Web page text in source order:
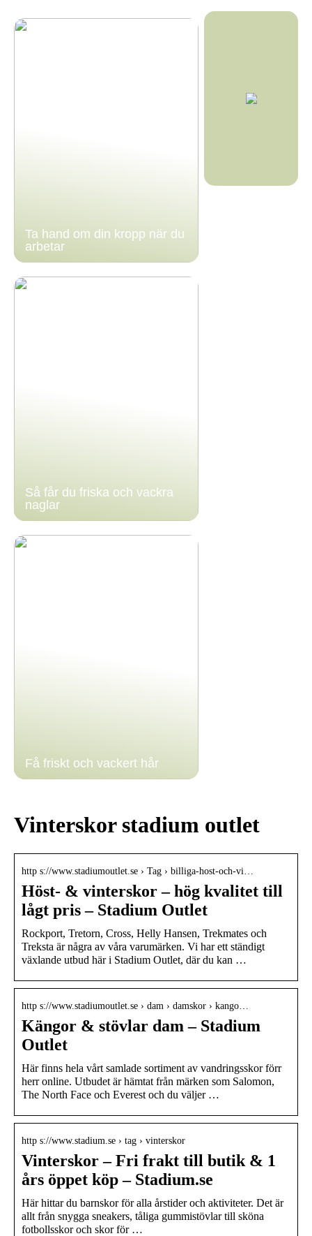
Ta hand om din kropp när du
arbetar
Så får du friska och vackra
naglar
Få friskt och vackert hår
Vinterskor stadium outlet
http s://www.stadiumoutlet.se › Tag › billiga-host-och-vi…
Höst- & vinterskor – hög kvalitet till
lågt pris – Stadium Outlet
Rockport, Tretorn, Cross, Helly Hansen, Trekmates och
Treksta är några av våra varumärken. Vi har ett ständigt
växlande utbud här i Stadium Outlet, där du kan …
http s://www.stadiumoutlet.se › dam › damskor › kango…
Kängor & stövlar dam – Stadium
Outlet
Här finns hela vårt samlade sortiment av vandringsskor förr
herr online. Utbudet är hämtat från märken som Salomon,
The North Face och Everest och du väljer …
http s://www.stadium.se › tag › vinterskor
Vinterskor – Fri frakt till butik & 1
års öppet köp – Stadium.se
Här hittar du barnskor för alla årstider och aktiviteter. Det är
allt från snygga sneakers, tåliga gummistövlar till sköna
fotbollsskor och skor för …